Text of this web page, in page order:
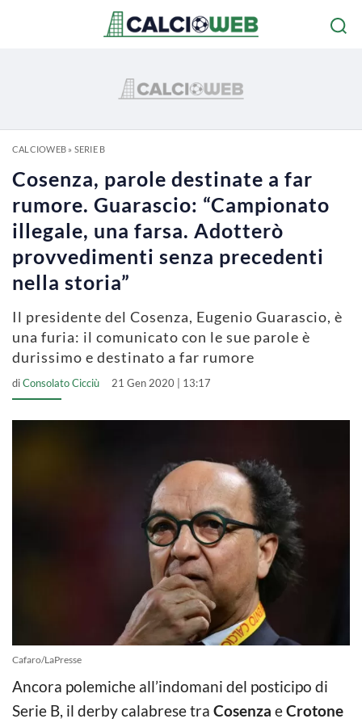
CALCIOWEB» SERIE B
Cosenza, parole destinate a far
rumore. Guarascio: “Campionato
illegale, una farsa. Adotterò
provvedimenti senza precedenti
nella storia”
Il presidente del Cosenza, Eugenio Guarascio, è
una furia: il comunicato con le sue parole è
durissimo e destinato a far rumore
diConsolato Cicciù 21 Gen 2020 | 13:17
Cafaro/LaPresse
Ancora polemiche all’indomani del posticipo di
Serie B, il derby calabrese tra Cosenza eCrotone